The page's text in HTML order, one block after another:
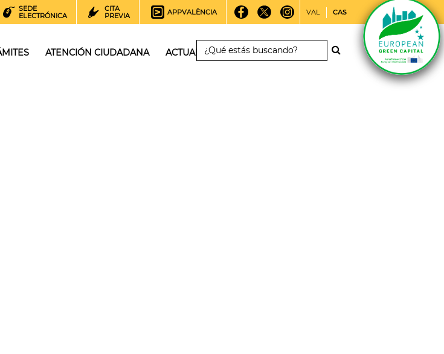
SEDE
ELECTRÓNICA
CITA
PREVIA
APPVALÈNCIA VAL CAS
ATENCIÓN CIUDADANA ACTUALIDAD